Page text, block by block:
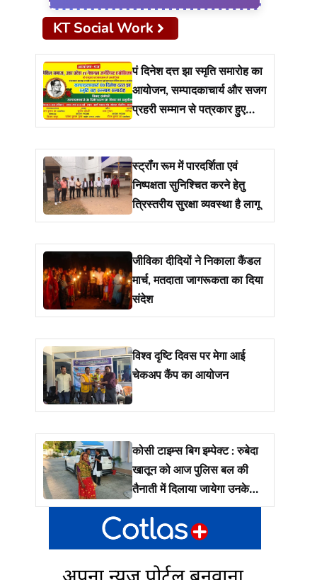
KT Social Work
पं दिनेश दत्त झा स्मृति समारोह का
आयोजन, सम्पादकाचार्य और सजग
प्रहरी सम्मान से पत्रकार हुए
सम्मानित
स्ट्रॉंग रूम में पारदर्शिता एवं
निष्पक्षता सुनिश्चित करने हेतु
त्रिस्तरीय सुरक्षा व्यवस्था है लागू
जीविका दीदियों ने निकाला कैंडल
मार्च, मतदाता जागरूकता का दिया
संदेश
विश्व दृष्टि दिवस पर मेगा आई
चेकअप कैंप का आयोजन
कोसी टाइम्स बिग इम्पेक्ट : रुबेदा
खातून को आज पुलिस बल की
तैनाती में दिलाया जायेगा उनके
जमीं पर कब्ज़ा